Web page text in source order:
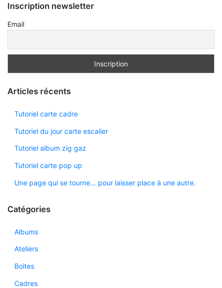
Inscription newsletter
Email
Articles récents
Tutoriel carte cadre
Tutoriel du jour carte escalier
Tutoriel album zig gaz
Tutoriel carte pop up
Une page qui se tourne… pour laisser place à une autre.
Catégories
Albums
Ateliers
Boites
Cadres